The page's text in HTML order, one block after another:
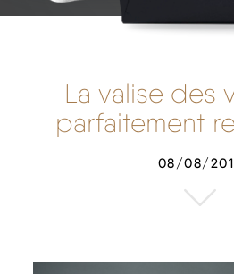
La valise des
parfaitement
08/08/